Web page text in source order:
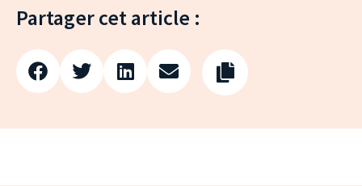
Partager cet article :